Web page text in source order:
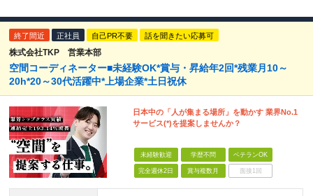
終了間近 正社員 自己PR不要 話を聞きたい応募可
株式会社TKP 営業本部
空間コーディネーター■未経験OK*賞与・昇給年2回*残業月10～
20h*20～30代活躍中*上場企業*土日祝休
日本中の「人が集まる場所」を動かす 業界No.1
サービス(*)を提案しませんか？
未経験歓迎 学歴不問 ベテランOK
完全週休2日 賞与複数月 面接1回